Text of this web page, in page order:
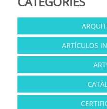
ARTÍCULOS